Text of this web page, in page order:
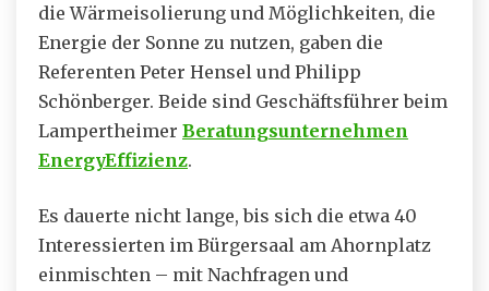
die Wärmeisolierung und Möglichkeiten, die
Energie der Sonne zu nutzen, gaben die
Referenten Peter Hensel und Philipp
Schönberger. Beide sind Geschäftsführer beim
Lampertheimer Beratungsunternehmen
EnergyEffizienz.
Es dauerte nicht lange, bis sich die etwa 40
Interessierten im Bürgersaal am Ahornplatz
einmischten – mit Nachfragen und